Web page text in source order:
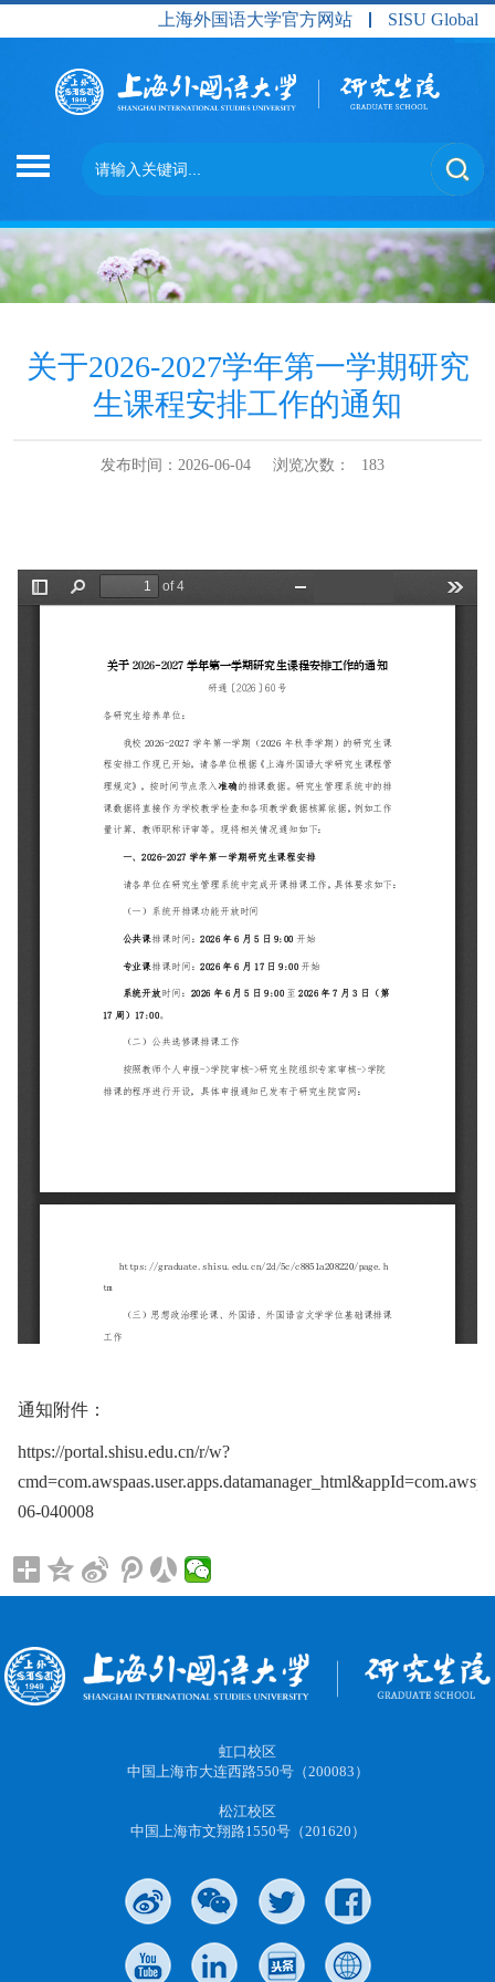
上海外国语大学官方网站 SISU Global
关于2026-2027学年第一学期研究
生课程安排工作的通知
发布时间：2026-06-04 浏览次数： 183
通知附件：
https://portal.shisu.edu.cn/r/w?
06-040008
虹口校区
中国上海市大连西路550号（200083）
松江校区
中国上海市文翔路1550号（201620）